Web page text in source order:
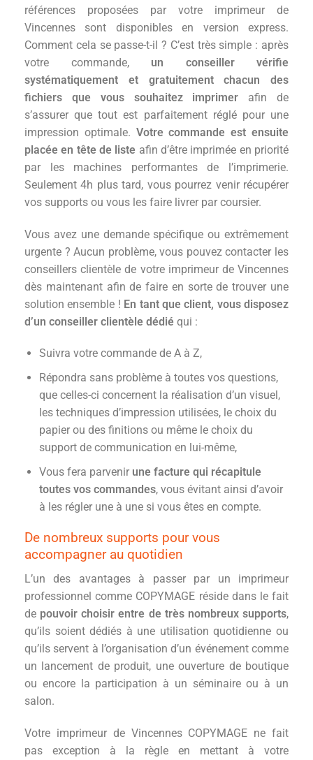
références proposées par votre imprimeur de
Vincennes sont disponibles en version express.
Comment cela se passe-t-il ? C’est très simple : après
votre commande, un conseiller vérifie
systématiquement et gratuitement chacun des
fichiers que vous souhaitez imprimer afin de
s’assurer que tout est parfaitement réglé pour une
impression optimale. Votre commande est ensuite
placée en tête de liste afin d’être imprimée en priorité
par les machines performantes de l’imprimerie.
Seulement 4h plus tard, vous pourrez venir récupérer
vos supports ou vous les faire livrer par coursier.
Vous avez une demande spécifique ou extrêmement
urgente ? Aucun problème, vous pouvez contacter les
conseillers clientèle de votre imprimeur de Vincennes
dès maintenant afin de faire en sorte de trouver une
solution ensemble ! En tant que client, vous disposez
d’un conseiller clientèle dédié qui :
Suivra votre commande de A à Z,
Répondra sans problème à toutes vos questions,
que celles-ci concernent la réalisation d’un visuel,
les techniques d’impression utilisées, le choix du
papier ou des finitions ou même le choix du
support de communication en lui-même,
Vous fera parvenir une facture qui récapitule
toutes vos commandes, vous évitant ainsi d’avoir
à les régler une à une si vous êtes en compte.
De nombreux supports pour vous
accompagner au quotidien
L’un des avantages à passer par un imprimeur
professionnel comme COPYMAGE réside dans le fait
de pouvoir choisir entre de très nombreux supports,
qu’ils soient dédiés à une utilisation quotidienne ou
qu’ils servent à l’organisation d’un événement comme
un lancement de produit, une ouverture de boutique
ou encore la participation à un séminaire ou à un
salon.
Votre imprimeur de Vincennes COPYMAGE ne fait
pas exception à la règle en mettant à votre